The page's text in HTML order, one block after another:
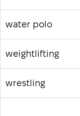
water polo
weightlifting
wrestling